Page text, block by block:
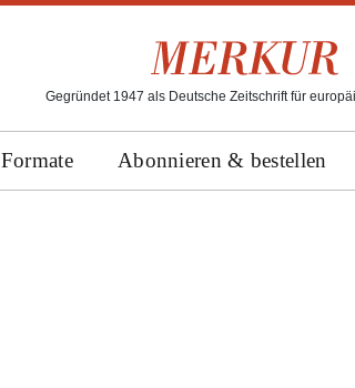
Gegründet 1947 als Deutsche Zeitschrift für
Formate Abonnieren & bestellen